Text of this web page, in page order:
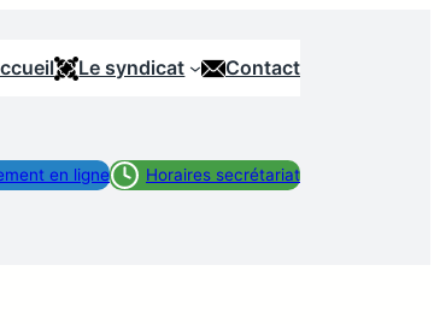
Le syndicat Contact
en ligne Horaires secrétariat